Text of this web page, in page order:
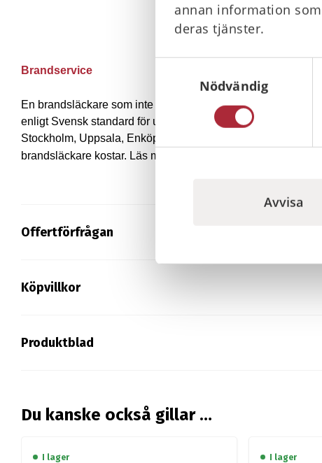
annan information
deras tjänster.
Nödvändig
Avvisa
Brandservice
En brandsläckare som inte underhålls regelbundet blir en
enligt Svensk standard för underhåll och omladdning av
Stockholm, Uppsala, Enköping och runt Mälardalen.
brandsläckare kostar. Läs mer om
Offertförfrågan
Köpvillkor
Produktblad
Du kanske också gillar …
I lager I lager